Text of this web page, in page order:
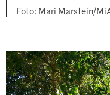
Mari Marstein/